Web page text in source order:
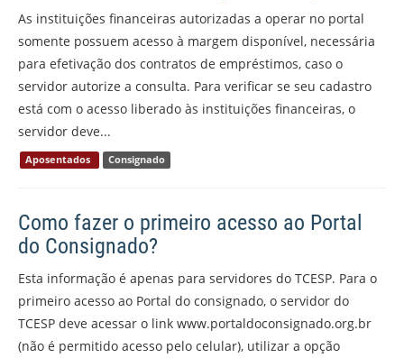
As instituições financeiras autorizadas a operar no portal
somente possuem acesso à margem disponível, necessária
para efetivação dos contratos de empréstimos, caso o
servidor autorize a consulta. Para verificar se seu cadastro
está com o acesso liberado às instituições financeiras, o
servidor deve...
Aposentados Consignado
Como fazer o primeiro acesso ao Portal
do Consignado?
Esta informação é apenas para servidores do TCESP. Para o
primeiro acesso ao Portal do consignado, o servidor do
TCESP deve acessar o link www.portaldoconsignado.org.br
(não é permitido acesso pelo celular), utilizar a opção